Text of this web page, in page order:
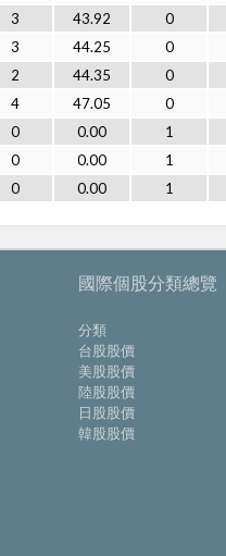
3 43.92 0
3 44.25 0
2 44.35 0
4 47.05 0
0 0.00 1
0 0.00 1
0 0.00 1
國際個股分類總覽
分類
台股股價
美股股價
陸股股價
日股股價
韓股股價